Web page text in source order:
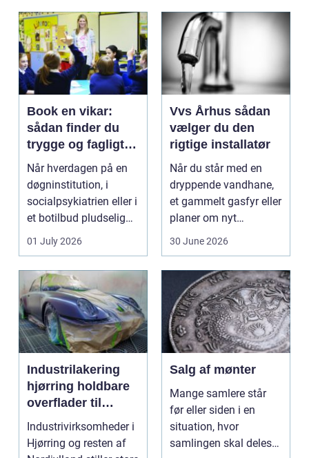
Book en vikar:
sådan finder du
trygge og fagligt
stærke løsninger
Når hverdagen på en
døgninstitution, i
socialpsykiatrien eller i
et botilbud pludselig
ændrer sig, k...
01 July 2026
Vvs Århus sådan
vælger du den
rigtige installatør
Når du står med en
dryppende vandhane,
et gammelt gasfyr eller
planer om nyt
30 June 2026
Industrilakering
hjørring holdbare
overflader til
industri og erhverv
Industrivirksomheder i
Hjørring og resten af
Salg af mønter
Mange samlere står
før eller siden i en
situation, hvor
samlingen skal deles